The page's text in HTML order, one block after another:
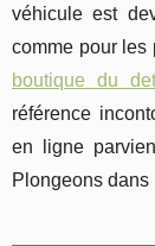
véhicule est
comme pour les
boutique du
référence
en ligne
Plongeons